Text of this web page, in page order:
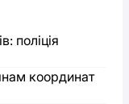
поліція
координат